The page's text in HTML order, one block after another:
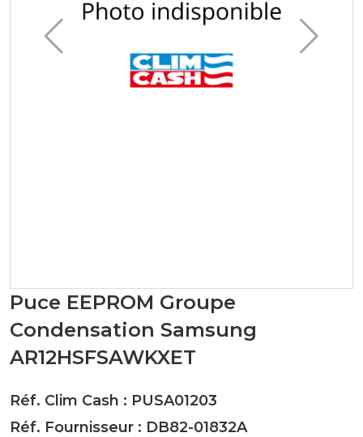
Puce EEPROM Groupe
Condensation Samsung
AR12HSFSAWKXET
Réf. Clim Cash : PUSA01203
Réf. Fournisseur : DB82-01832A